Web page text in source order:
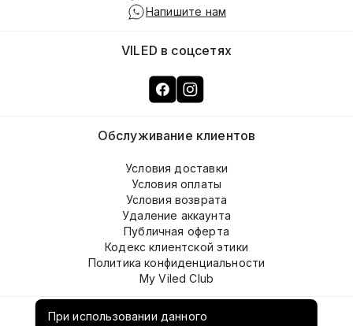
При использовании данного
О компании
Обслуживание клиентов
Условия доставки
Условия оплаты
Условия возврата
Удаление аккаунта
Публичная оферта
Кодекс клиентской этики
Политика конфиденциальности
My Viled Club
VILED в соцсетях
Напишите нам